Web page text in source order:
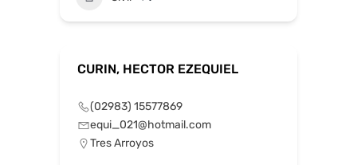
CURIN, HECTOR EZEQUIEL
(02983) 15577869
equi_021@hotmail.com
Tres Arroyos